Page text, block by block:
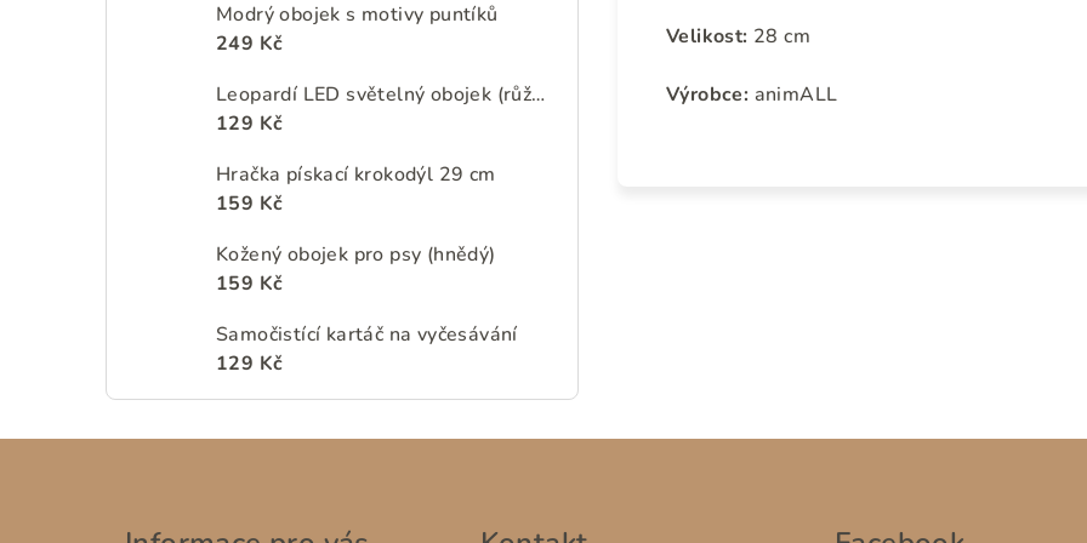
Modrý obojek s motivy puntíků
249 Kč
Leopardí LED světelný obojek (růžový)
129 Kč
Hračka pískací krokodýl 29 cm
159 Kč
Kožený obojek pro psy (hnědý)
159 Kč
Samočistící kartáč na vyčesávání
129 Kč
Velikost: 28 cm
Výrobce: animALL